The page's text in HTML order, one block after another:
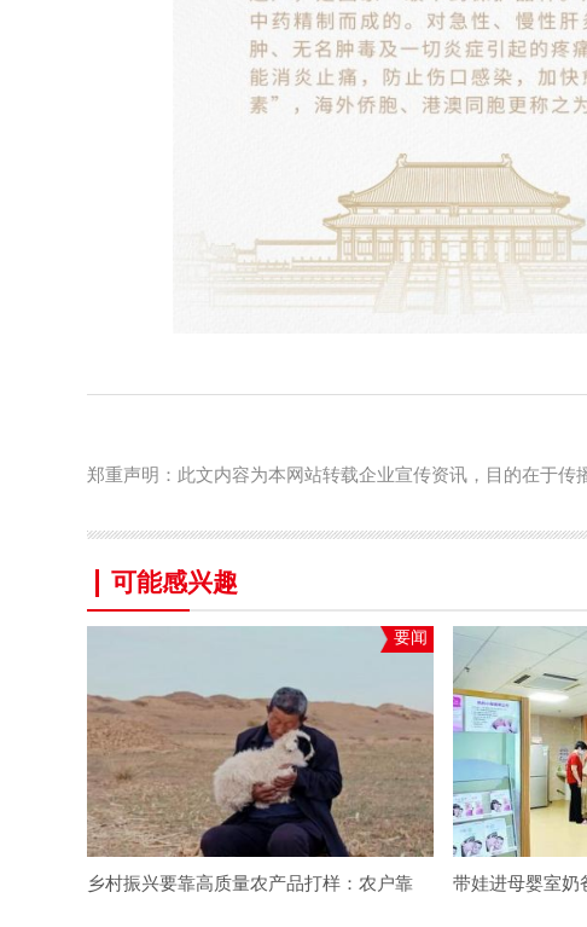
郑重声明：此文内容为本网站转载企业宣传资讯，目的在于传
可能感兴趣
要闻
乡村振兴要靠高质量农产品打样：农户靠 带娃进母婴室奶